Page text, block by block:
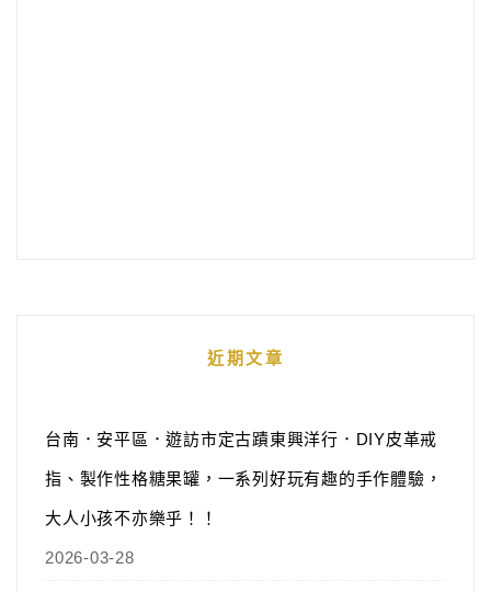
近期文章
台南．安平區．遊訪市定古蹟東興洋行．DIY皮革戒
指、製作性格糖果罐，一系列好玩有趣的手作體驗，
大人小孩不亦樂乎！！
2026-03-28